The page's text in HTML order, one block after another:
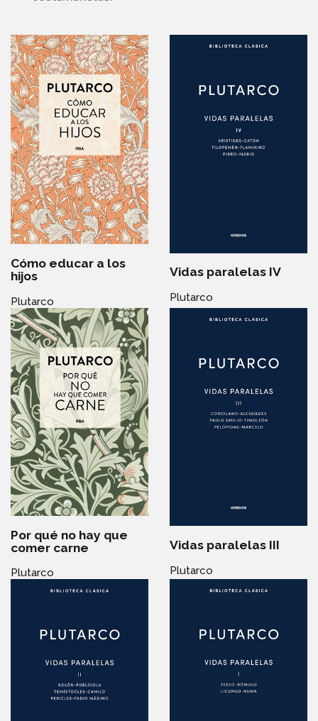
Cómo educar a los
hijos
Plutarco
Vidas paralelas IV
Plutarco
Por qué no hay que
comer carne
Plutarco
Vidas paralelas III
Plutarco